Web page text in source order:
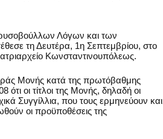
Λόγων και των
τη Δευτέρα, 1η Σεπτεμβρίου, στο
Κωνσταντινουπόλεως.
Μονής κατά της πρωτόβαθμης
οι τίτλοι της Μονής, δηλαδή οι
Συγγίλλια, που τους ερμηνεύουν και
οι προϋποθέσεις της